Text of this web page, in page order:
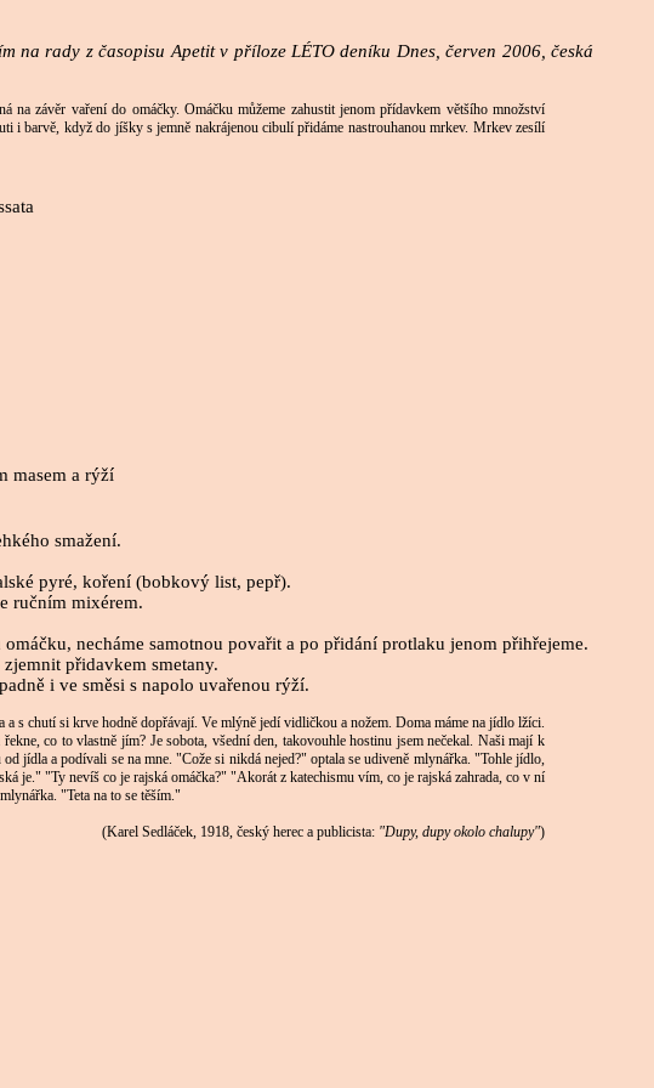
rady z časopisu Apetit v příloze LÉTO deníku Dnes, červen 2006, česká
závěr vaření do omáčky. Omáčku můžeme zahustit jenom přídavkem většího množství
i barvě, když do jíšky s jemně nakrájenou cibulí přidáme nastrouhanou mrkev. Mrkev zesílí
masem a rýží
smažení.
pyré, koření (bobkový list, pepř).
ručním mixérem.
necháme samotnou povařit a po přidání protlaku jenom přihřejeme.
přidavkem smetany.
i ve směsi s napolo uvařenou rýží.
s chutí si krve hodně dopřávají. Ve mlýně jedí vidličkou a nožem. Doma máme na jídlo lžíci.
co to vlastně jím? Je sobota, všední den, takovouhle hostinu jsem nečekal. Naši mají k
jídla a podívali se na mne. "Cože si nikdá nejed?" optala se udiveně mlynářka. "Tohle jídlo,
je." "Ty nevíš co je rajská omáčka?" "Akorát z katechismu vím, co je rajská zahrada, co v ní
"Teta na to se těším."
(Karel Sedláček, 1918, český herec a publicista: "Dupy, dupy okolo chalupy")